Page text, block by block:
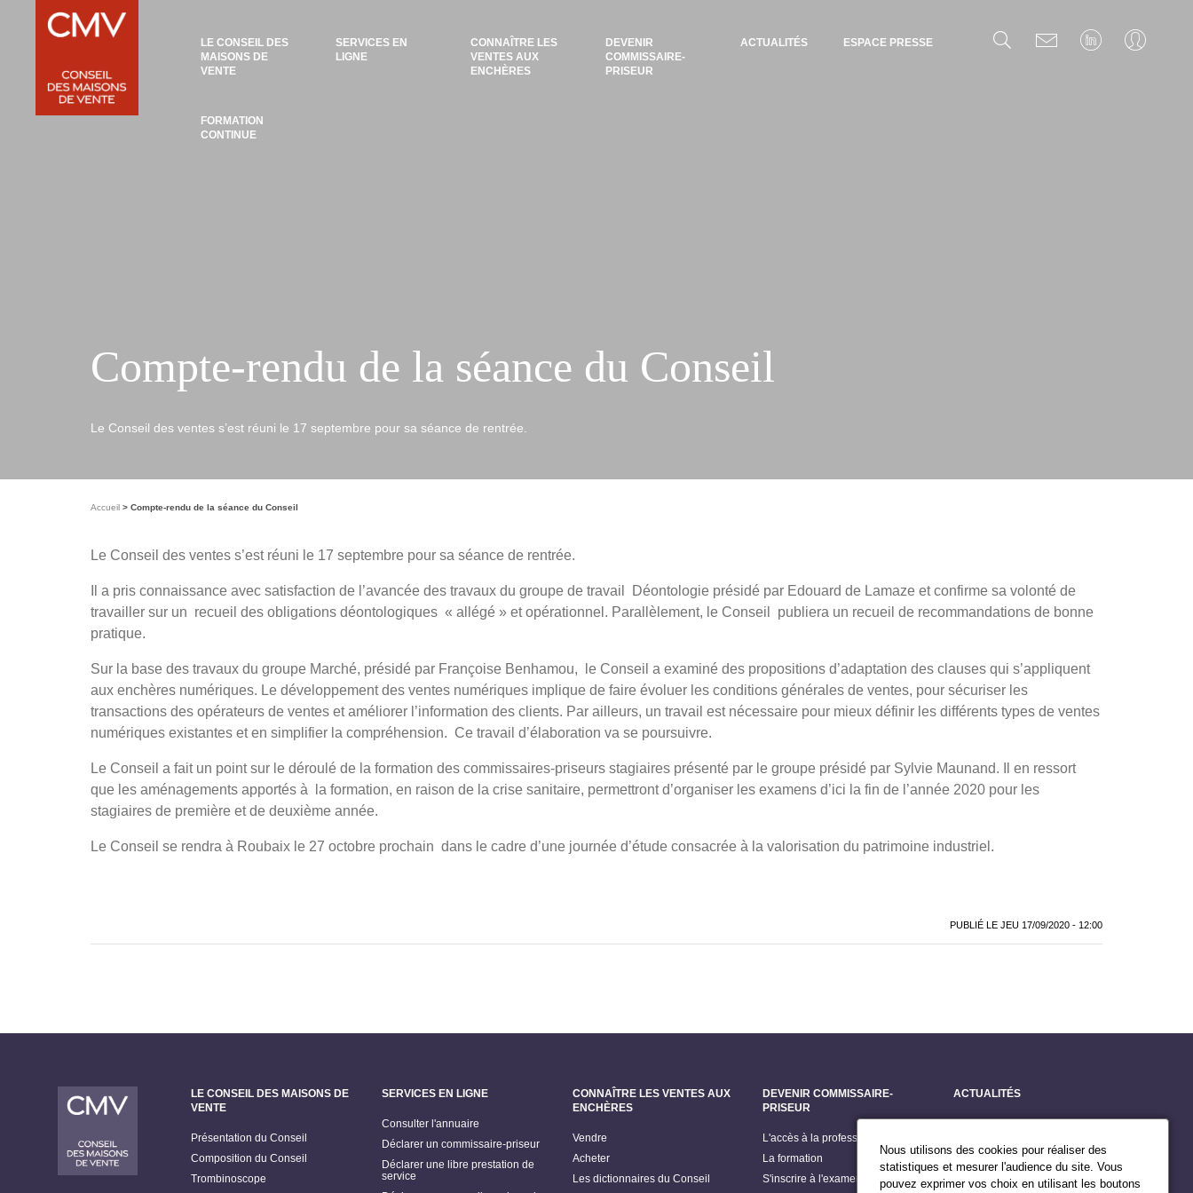
LE CONSEIL DES
MAISONS DE
VENTE
SERVICES EN
LIGNE
CONNAÎTRE LES
VENTES AUX
ENCHÈRES
DEVENIR
COMMISSAIRE-
PRISEUR
ACTUALITÉS ESPACE PRESSE
FORMATION
CONTINUE
Compte-rendu de la séance du Conseil
Le Conseil des ventes s’est réuni le 17 septembre pour sa séance de rentrée.
Accueil Compte-rendu de la séance du Conseil
Le Conseil des ventes s’est réuni le 17 septembre pour sa séance de rentrée.
Il a pris connaissance avec satisfaction de l’avancée des travaux du groupe de travail Déontologie présidé par Edouard de Lamaze et confirme sa volonté de
travailler sur un recueil des obligations déontologiques « allégé » et opérationnel. Parallèlement, le Conseil publiera un recueil de recommandations de bonne
pratique.
Sur la base des travaux du groupe Marché, présidé par Françoise Benhamou, le Conseil a examiné des propositions d’adaptation des clauses qui s’appliquent
aux enchères numériques. Le développement des ventes numériques implique de faire évoluer les conditions générales de ventes, pour sécuriser les
transactions des opérateurs de ventes et améliorer l’information des clients. Par ailleurs, un travail est nécessaire pour mieux définir les différents types de ventes
numériques existantes et en simplifier la compréhension. Ce travail d’élaboration va se poursuivre.
Le Conseil a fait un point sur le déroulé de la formation des commissaires-priseurs stagiaires présenté par le groupe présidé par Sylvie Maunand. Il en ressort
que les aménagements apportés à la formation, en raison de la crise sanitaire, permettront d’organiser les examens d’ici la fin de l’année 2020 pour les
stagiaires de première et de deuxième année.
Le Conseil se rendra à Roubaix le 27 octobre prochain dans le cadre d’une journée d’étude consacrée à la valorisation du patrimoine industriel.
PUBLIÉ LE JEU 17/09/2020 - 12:00
LE CONSEIL DES MAISONS DE
VENTE
Présentation du Conseil
Composition du Conseil
Trombinoscope
SERVICES EN LIGNE
Consulter l'annuaire
Déclarer un commissaire-priseur
Déclarer une libre prestation de
service
CONNAÎTRE LES VENTES AUX
ENCHÈRES
Vendre
Acheter
Les dictionnaires du Conseil
DEVENIR COMMISSAIRE-
PRISEUR
L'accès à la profession
La formation
S'inscrire à l'examen d'accès
ACTUALITÉS
Grands dossiers
Billets du Président
Publications
Nous utilisons des cookies pour réaliser des
statistiques et mesurer l'audience du site. Vous
pouvez exprimer vos choix en utilisant les boutons